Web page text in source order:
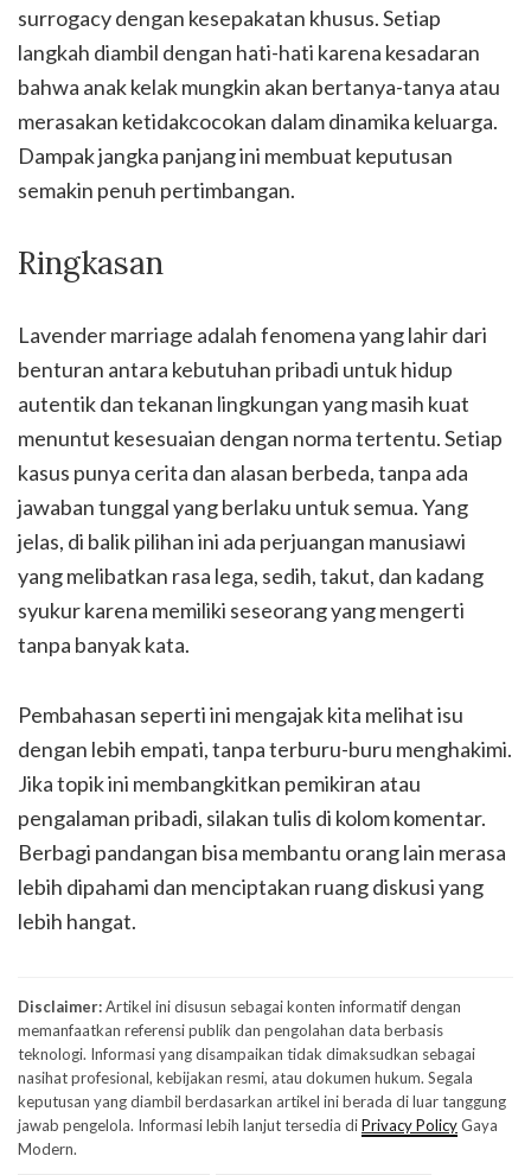
surrogacy dengan kesepakatan khusus. Setiap
langkah diambil dengan hati-hati karena kesadaran
bahwa anak kelak mungkin akan bertanya-tanya atau
merasakan ketidakcocokan dalam dinamika keluarga.
Dampak jangka panjang ini membuat keputusan
semakin penuh pertimbangan.
Ringkasan
Lavender marriage adalah fenomena yang lahir dari
benturan antara kebutuhan pribadi untuk hidup
autentik dan tekanan lingkungan yang masih kuat
menuntut kesesuaian dengan norma tertentu. Setiap
kasus punya cerita dan alasan berbeda, tanpa ada
jawaban tunggal yang berlaku untuk semua. Yang
jelas, di balik pilihan ini ada perjuangan manusiawi
yang melibatkan rasa lega, sedih, takut, dan kadang
syukur karena memiliki seseorang yang mengerti
tanpa banyak kata.
Pembahasan seperti ini mengajak kita melihat isu
dengan lebih empati, tanpa terburu-buru menghakimi.
Jika topik ini membangkitkan pemikiran atau
pengalaman pribadi, silakan tulis di kolom komentar.
Berbagi pandangan bisa membantu orang lain merasa
lebih dipahami dan menciptakan ruang diskusi yang
lebih hangat.
Disclaimer:Artikel ini disusun sebagai konten informatif dengan
memanfaatkan referensi publik dan pengolahan data berbasis
teknologi. Informasi yang disampaikan tidak dimaksudkan sebagai
nasihat profesional, kebijakan resmi, atau dokumen hukum. Segala
keputusan yang diambil berdasarkan artikel ini berada di luar tanggung
jawab pengelola. Informasi lebih lanjut tersedia diPrivacy PolicyGaya
Modern.